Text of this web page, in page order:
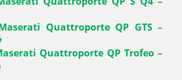
Quattroporte QP GTS –
Quattroporte QP Trofeo –